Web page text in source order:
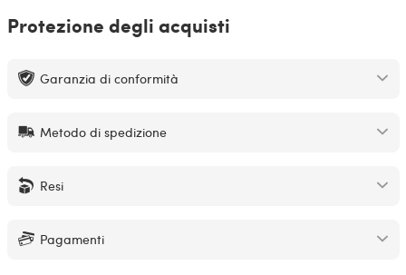
Protezione degli acquisti
Garanzia di conformità
Metodo di spedizione
Resi
Pagamenti